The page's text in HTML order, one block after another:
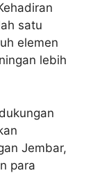
satu
elemen
lebih
Jembar,
para